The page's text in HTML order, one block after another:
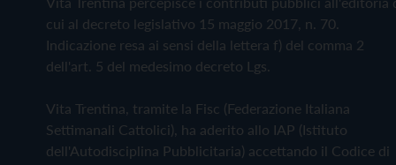
cui al decreto legislativo 15 maggio 2017, n. 70.
Indicazione resa ai sensi della lettera f) del comma 2
dell'art. 5 del medesimo decreto Lgs.
Vita Trentina, tramite la Fisc (Federazione Italiana
Settimanali Cattolici), ha aderito allo IAP (Istituto
dell'Autodisciplina Pubblicitaria) accettando il Codice di